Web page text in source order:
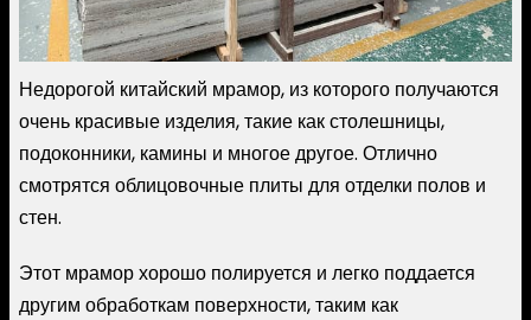
Недорогой китайский мрамор, из которого получаются
очень красивые изделия, такие как столешницы,
подоконники, камины и многое другое. Отлично
смотрятся облицовочные плиты для отделки полов и
стен.
Этот мрамор хорошо полируется и легко поддается
другим обработкам поверхности, таким как